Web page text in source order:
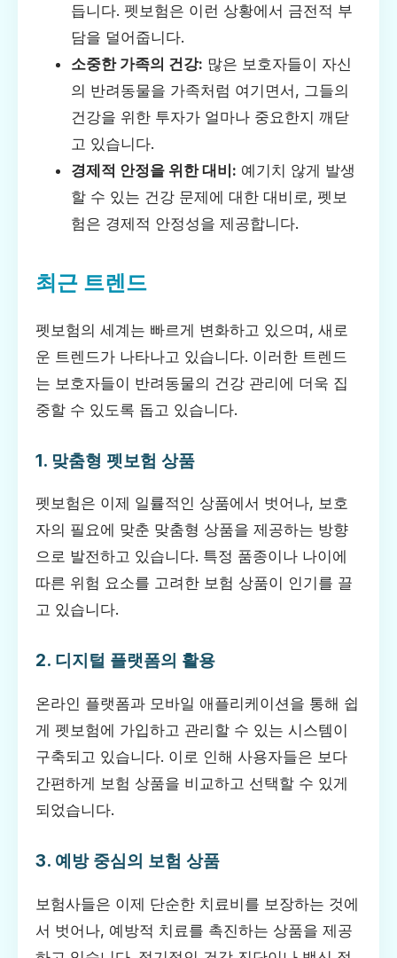
듭니다. 펫보험은 이런 상황에서 금전적 부
담을 덜어줍니다.
소중한 가족의 건강: 많은 보호자들이 자신
의 반려동물을 가족처럼 여기면서, 그들의
건강을 위한 투자가 얼마나 중요한지 깨닫
고 있습니다.
경제적 안정을 위한 대비: 예기치 않게 발생
할 수 있는 건강 문제에 대한 대비로, 펫보
험은 경제적 안정성을 제공합니다.
최근 트렌드
펫보험의 세계는 빠르게 변화하고 있으며, 새로
운 트렌드가 나타나고 있습니다. 이러한 트렌드
는 보호자들이 반려동물의 건강 관리에 더욱 집
중할 수 있도록 돕고 있습니다.
1. 맞춤형 펫보험 상품
펫보험은 이제 일률적인 상품에서 벗어나, 보호
자의 필요에 맞춘 맞춤형 상품을 제공하는 방향
으로 발전하고 있습니다. 특정 품종이나 나이에
따른 위험 요소를 고려한 보험 상품이 인기를 끌
고 있습니다.
2. 디지털 플랫폼의 활용
온라인 플랫폼과 모바일 애플리케이션을 통해 쉽
게 펫보험에 가입하고 관리할 수 있는 시스템이
구축되고 있습니다. 이로 인해 사용자들은 보다
간편하게 보험 상품을 비교하고 선택할 수 있게
되었습니다.
3. 예방 중심의 보험 상품
보험사들은 이제 단순한 치료비를 보장하는 것에
서 벗어나, 예방적 치료를 촉진하는 상품을 제공